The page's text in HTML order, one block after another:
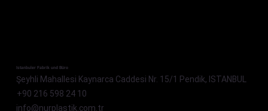
Istanbuler Fabrik und Büro
Şeyhli Mahallesi Kaynarca Caddesi Nr. 15/1 Pendik, ISTANBUL
+90 216 598 24 10
info@nurplastik.com.tr